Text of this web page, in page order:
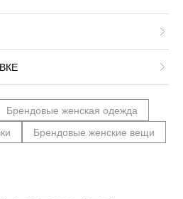
Брендовые женская одежда
Брендовые женские вещи